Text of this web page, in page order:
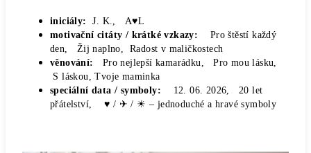
iniciály:J. K., A♥L
motivační citáty / krátké vzkazy:
Pro štěstí každý
den, Žij naplno, Radost v maličkostech
věnování: Pro nejlepší kamarádku, Pro mou lásku,
S láskou, Tvoje maminka
speciální data / symboly: 12. 06. 2026, 20 let
přátelství, ♥ / ✈ / ☀ – jednoduché a hravé symboly